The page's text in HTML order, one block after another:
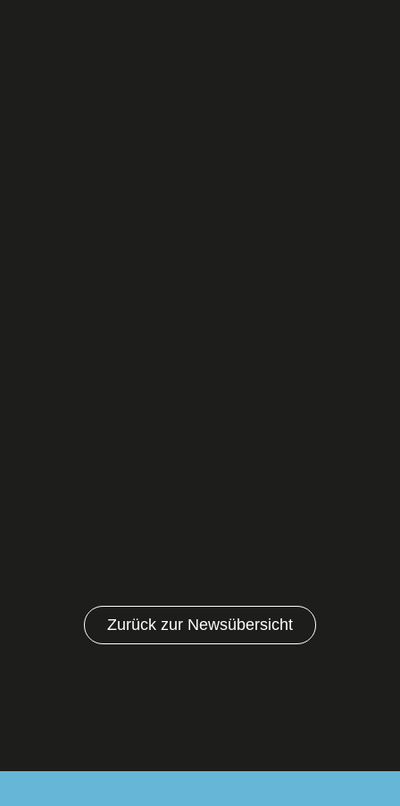
Zurück zur Newsübersicht